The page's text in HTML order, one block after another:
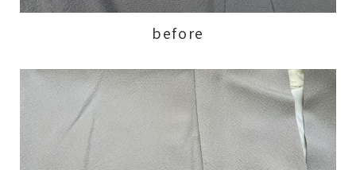
before